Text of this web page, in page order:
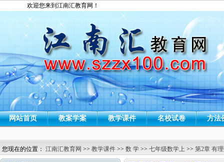
欢迎您来到江南汇教育网！
网站首页 教案学案 教学课件 名校试卷 方法
您现在的位置： 江南汇教育网 >> 教学课件 >> 数 学 >> 七年级数学上 >> 第2章 有